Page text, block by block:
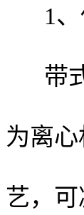
1
带
为离
艺，